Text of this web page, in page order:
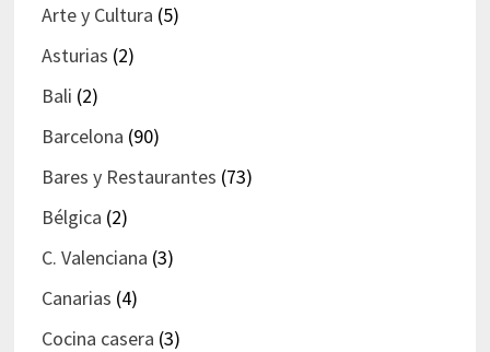
Arte y Cultura (5)
Asturias (2)
Bali (2)
Barcelona (90)
Bares y Restaurantes (73)
Bélgica (2)
C. Valenciana (3)
Canarias (4)
Cocina casera (3)